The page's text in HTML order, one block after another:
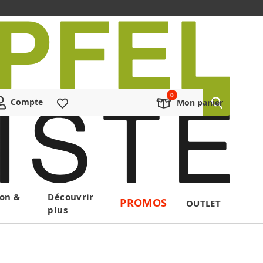
Compte Mon panier
&
Découvrir
plus
PROMOS OUTLET